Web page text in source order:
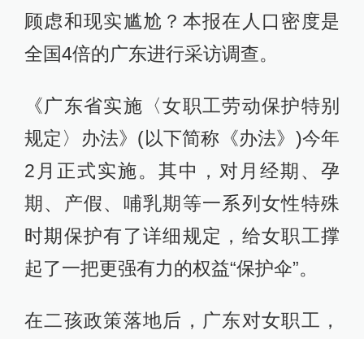
顾虑和现实尴尬？本报在人口密度是
全国4倍的广东进行采访调查。
《广东省实施〈女职工劳动保护特别
规定〉办法》(以下简称《办法》)今年
2月正式实施。其中，对月经期、孕
期、产假、哺乳期等一系列女性特殊
时期保护有了详细规定，给女职工撑
起了一把更强有力的权益“保护伞”。
在二孩政策落地后，广东对女职工，